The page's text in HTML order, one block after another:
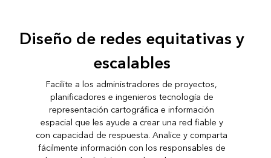
Diseño de redes equitativas y
escalables
Facilite a los administradores de proyectos,
planificadores e ingenieros tecnología de
representación cartográfica e información
espacial que les ayude a crear una red fiable y
con capacidad de respuesta. Analice y comparta
fácilmente información con los responsables de